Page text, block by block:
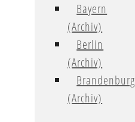
Bayern
(Archiv)
Berlin
(Archiv)
Brandenburg
(Archiv)